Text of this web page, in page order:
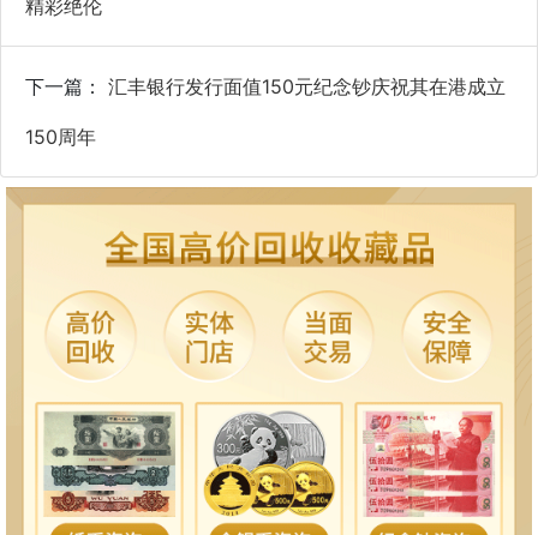
精彩绝伦
下一篇： 汇丰银行发行面值150元纪念钞庆祝其在港成立
150周年